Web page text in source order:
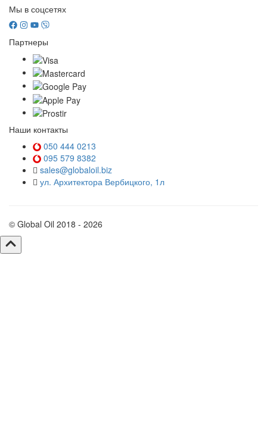
Мы в соцсетях
Партнеры
Наши контакты
050 444 0213
095 579 8382
sales@globaloil.biz
ул. Архитектора Вербицкого, 1л
© Global Oil 2018 - 2026